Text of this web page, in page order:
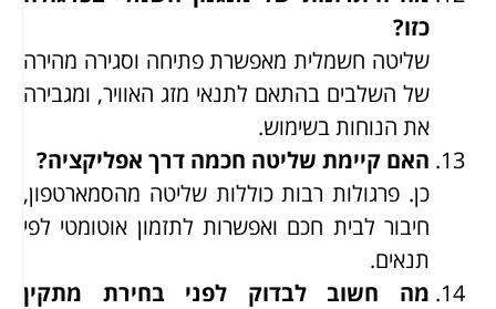
כזו?
שליטה חשמלית מאפשרת פתיחה וסגירה מהירה
של השלבים בהתאם לתנאי מזג האוויר, ומגבירה
את הנוחות בשימוש.
האם קיימת שליטה חכמה דרך אפליקציה?
כן. פרגולות רבות כוללות שליטה מהסמארטפון,
חיבור לבית חכם ואפשרות לתזמון אוטומטי לפי
תנאים.
מה חשוב לבדוק לפני בחירת מתקין